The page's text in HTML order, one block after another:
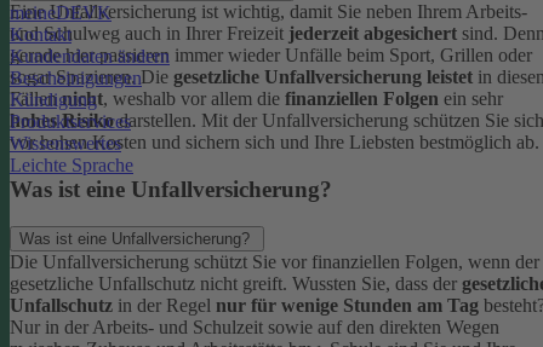
meineDEVK
Kontakt
Kundendaten ändern
Bescheinigungen
Kündigung
Produktservices
Wissenswertes
Leichte Sprache
Eine Unfallversicherung ist wichtig, damit Sie neben Ihrem Arbeits-
und Schulweg auch in Ihrer Freizeit jederzeit abgesichert sind.
gerade hier passieren immer wieder Unfälle beim Sport, Grillen oder
sogar Spazieren. Die gesetzliche Unfallversicherung leistet in
Fällennicht, weshalb vor allem die finanziellen Folgen ein sehr
hohes Risikodarstellen. Mit der Unfallversicherung schützen Sie sich
vor hohen Kosten und sichern sich und Ihre Liebsten bestmöglich ab.
Was ist eine Unfallversicherung?
Was ist eine Unfallversicherung?
Die Unfallversicherung schützt Sie vor finanziellen Folgen, wenn der
gesetzliche Unfallschutz nicht greift. Wussten Sie, dass der
Unfallschutz in der Regel nur für wenige Stunden am Tag
Nur in der Arbeits- und Schulzeit sowie auf den direkten Wegen